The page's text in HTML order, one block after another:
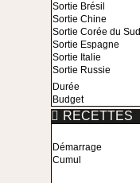
Sortie Brésil
Sortie Chine
Sortie Corée du Sud
Sortie Espagne
Sortie Italie
Sortie Russie
Durée
Budget
RECETTES
Démarrage
Cumul